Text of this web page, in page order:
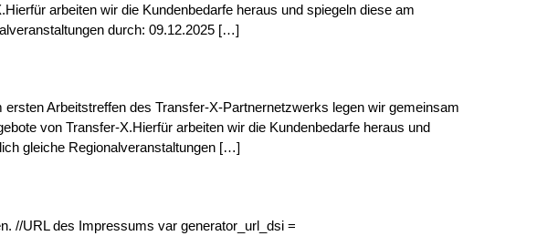
arbeiten wir die Kundenbedarfe heraus und spiegeln diese am
durch: 09.12.2025 […]
Arbeitstreffen des Transfer-X-Partnernetzwerks legen wir gemeinsam
von Transfer-X.Hierfür arbeiten wir die Kundenbedarfe heraus und
gleiche Regionalveranstaltungen […]
//URL des Impressums var generator_url_dsi =